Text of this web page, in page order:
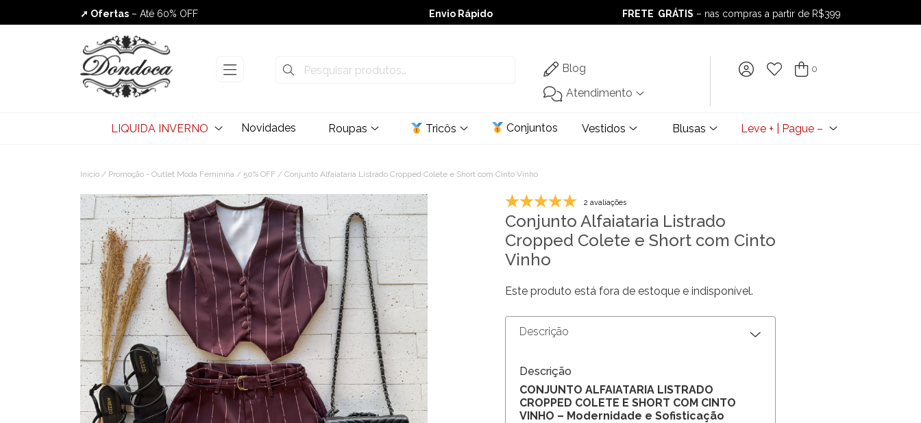
➚ Ofertas – Até 60% OFF
Envio Rápido
Envio Rápido
➚ Ofertas– Até 60% OFF
FRETE GRÁTIS – nas compras a partir de R$399
FRETE GRÁTIS– nas compras a partir de R$399
Blog
Atendimento
0
LIQUIDA INVERNO Novidades Roupas Tricôs Conjuntos Vestidos Blusas Leve + | Pague –
Início / Promoção - Outlet Moda Feminina / 50% OFF / Conjunto Alfaiataria Listrado Cropped Colete e Short com Cinto Vinho
2 avaliações
Conjunto Alfaiataria Listrado
Cropped Colete e Short com Cinto
Vinho
Este produto está fora de estoque e indisponível.
Descrição
Descrição
CONJUNTO ALFAIATARIA LISTRADO
CROPPED COLETE E SHORT COM CINTO
VINHO – Modernidade e Sofisticação